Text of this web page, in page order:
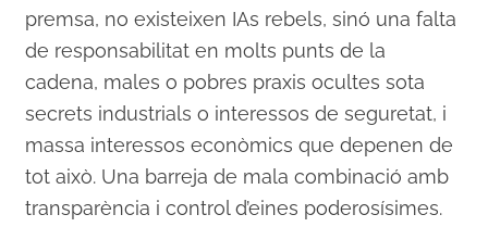
premsa, no existeixen IAs rebels, sinó una falta
de responsabilitat en molts punts de la
cadena, males o pobres praxis ocultes sota
secrets industrials o interessos de seguretat, i
massa interessos econòmics que depenen de
tot això. Una barreja de mala combinació amb
transparència i control d’eines poderosísimes.